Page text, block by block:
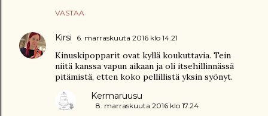
VASTAA
Kirsi 6. marraskuuta 2016 klo 14.21
Kinuskipopparit ovat kyllä koukuttavia. Tein
niitä kanssa vapun aikaan ja oli itsehillinnässä
pitämistä, etten koko pellillistä yksin syönyt.
Kermaruusu
8. marraskuuta 2016 klo 17.24